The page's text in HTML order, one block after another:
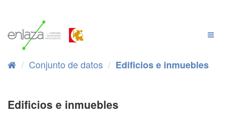
Conjunto de datos Edificios e inmuebles
Edificios e inmuebles